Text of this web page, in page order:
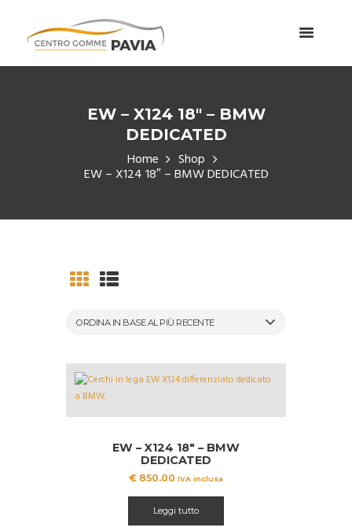
EW – X124 18″ – BMW
DEDICATED
Home Shop
EW – X124 18″ – BMW DEDICATED
EW – X124 18″ – BMW
DEDICATED
€ 850.00 IVA inclusa
Leggi tutto